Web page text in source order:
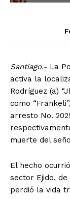
Santiago.- La
activa la
Rodríguez (a)
como
arresto No.
muerte del
El hecho
sector Ejido,
perdió la vida